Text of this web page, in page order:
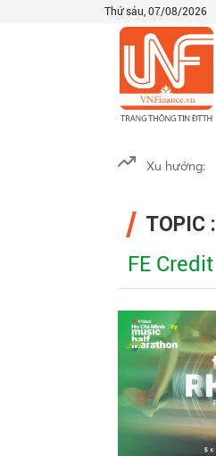
Thứ sáu, 07/08/2026
Xu hướng:
TOPIC :
FE Credit